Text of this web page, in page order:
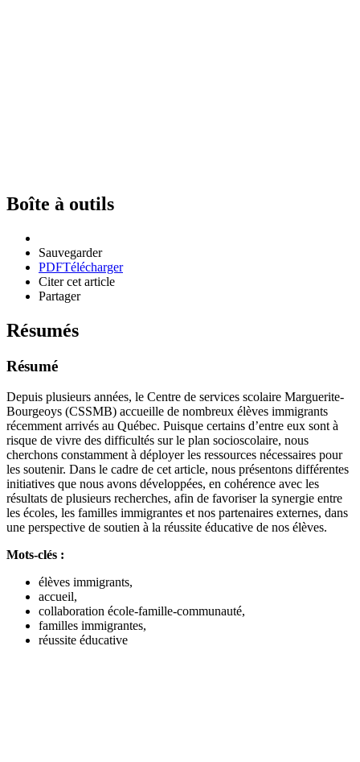
Boîte à outils
Sauvegarder
PDFTélécharger
Citer cet article
Partager
Résumés
Résumé
Depuis plusieurs années, le Centre de services scolaire Marguerite-
Bourgeoys (CSSMB) accueille de nombreux élèves immigrants
récemment arrivés au Québec. Puisque certains d’entre eux sont à
risque de vivre des difficultés sur le plan socioscolaire, nous
cherchons constamment à déployer les ressources nécessaires pour
les soutenir. Dans le cadre de cet article, nous présentons différentes
initiatives que nous avons développées, en cohérence avec les
résultats de plusieurs recherches, afin de favoriser la synergie entre
les écoles, les familles immigrantes et nos partenaires externes, dans
une perspective de soutien à la réussite éducative de nos élèves.
Mots-clés :
élèves immigrants,
accueil,
collaboration école-famille-communauté,
familles immigrantes,
réussite éducative